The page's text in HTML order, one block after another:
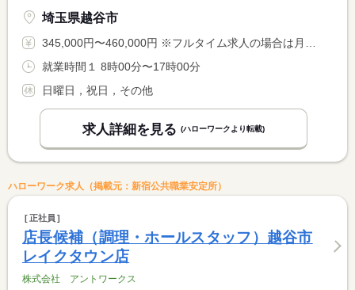
埼玉県越谷市
345,000円〜460,000円 ※フルタイム求人の場合は月額（換算額）、パート求人の場合は時間額を表示しています。
就業時間１ 8時00分〜17時00分
日曜日，祝日，その他
求人詳細を見る (ハローワークより転載)
ハローワーク求人（掲載元：新宿公共職業安定所）
正社員
店長候補（調理・ホールスタッフ）越谷市
レイクタウン店
株式会社 アントワークス